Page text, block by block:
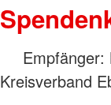
Empfänger:
Kreisverband